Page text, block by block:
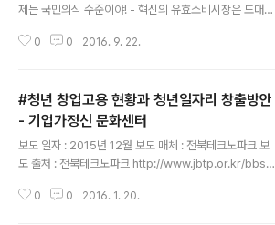
제는 국민의식 수준이야! - 혁신의 유효소비시장은 도대체
돌았다. 바보야, 문제는 ‘시장’ 이야! – ‘스타트업’ 미국은 되
트업이 안된다라는 것을 논리정연하게 자신의 주장을 전개
하고 있다. 나는 글쓴이가 누구인지 잘 모른다. 그렇지만 나
와 비교할 수 없는, 그가 매우 글을 잘 쓰는 사람이라는 것
은 확실하다. (부럽;;) 현장에 있으면 문제는 시장이라는 것
을, 알만한 사람들은 다 안다. 애시당초, 규모의 문제이기도
하지만, 규모가 적으니 유효소비시장의 규모도 적..
0 0 2016. 9. 22.
#청년 창업고용 현황과 청년일자리 창출방안
- 기업가정신 문화센터
보도 일자 : 2015년 12월 보도 매체 : 전북테크노파크 보
도 출처 : 전북테크노파크 http://www.jbtp.or.kr/bbs/b
업가정신 관련 정보 #청년 창업고용 현황과 청년일자리 창
0 0 2016. 1. 20.